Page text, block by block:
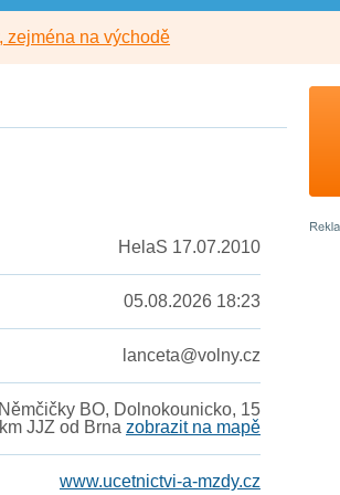
zejména na východě
HelaS 17.07.2010
05.08.2026 18:23
lanceta@volny.cz
Němčičky BO, Dolnokounicko, 15
km JJZ od Brna zobrazit na mapě
www.ucetnictvi-a-mzdy.cz